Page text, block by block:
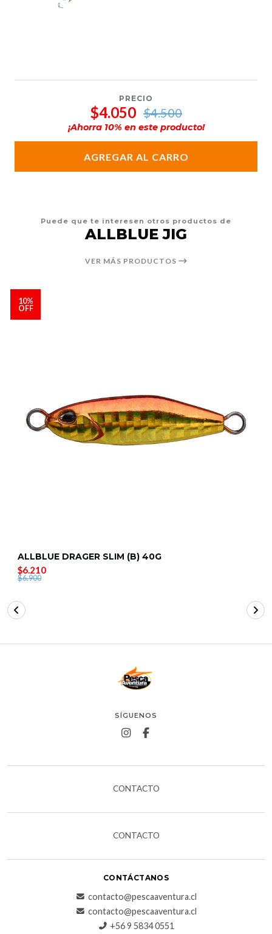
PRECIO
$4.050 $4.500
¡Ahorra 10% en este producto!
AGREGAR AL CARRO
Puede que te interesen otros productos de
ALLBLUE JIG
VER MÁS PRODUCTOS
10%
OFF
ALLBLUE DRAGER SLIM (B) 40G
$6.210
$6.900
SÍGUENOS
CONTACTO
CONTACTO
CONTÁCTANOS
contacto@pescaaventura.cl
contacto@pescaaventura.cl
+56 9 5834 0551